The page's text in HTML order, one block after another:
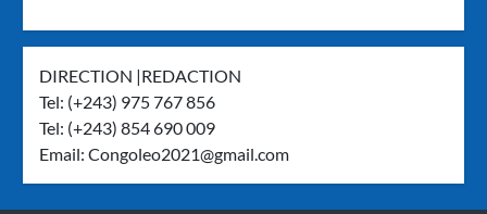
DIRECTION |REDACTION
Tel: (+243) 975 767 856
Tel: (+243) 854 690 009
Email:Congoleo2021@gmail.com